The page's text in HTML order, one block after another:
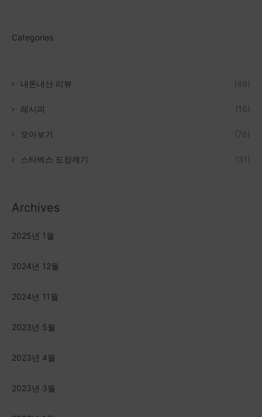
Categories
내돈내산 리뷰 (49)
레시피 (16)
모아보기 (76)
스타벅스 도장깨기 (31)
Archives
2025년 1월
2024년 12월
2024년 11월
2023년 5월
2023년 4월
2023년 3월